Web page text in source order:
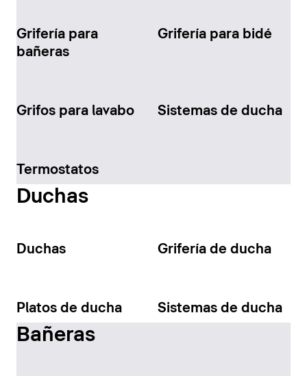
Grifería para
bañeras
Grifería para bidé
Grifos para lavabo Sistemas de ducha
Termostatos
Duchas
Duchas Grifería de ducha
Platos de ducha Sistemas de ducha
Bañeras